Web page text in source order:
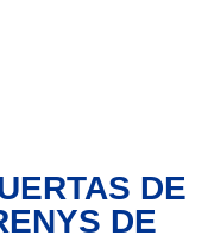
DE
DE